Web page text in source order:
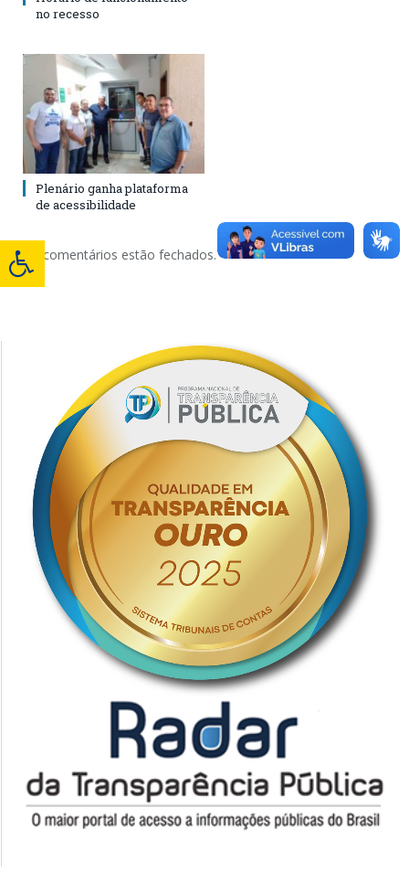
no recesso
Plenário ganha plataforma
de acessibilidade
Os comentários estão fechados.